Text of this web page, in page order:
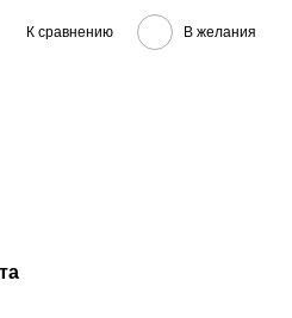
К сравнению В желания